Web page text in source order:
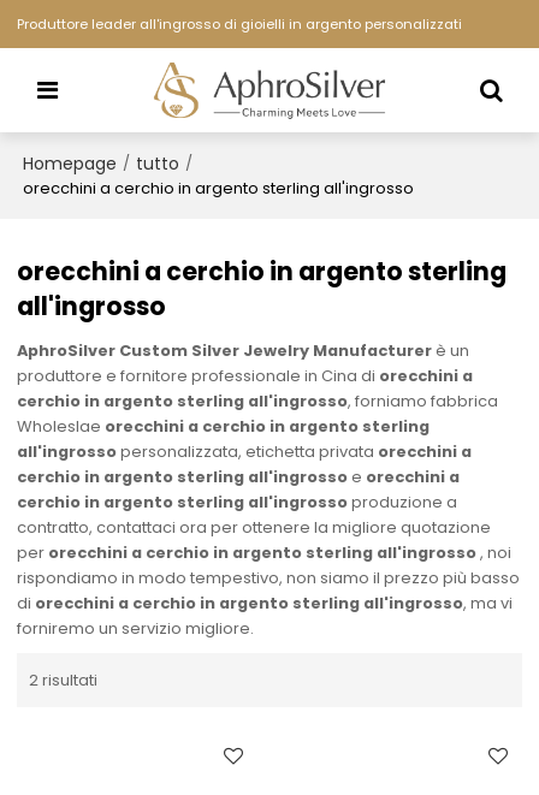
Produttore leader all'ingrosso di gioielli in argento personalizzati
Homepage / tutto /
orecchini a cerchio in argento sterling all'ingrosso
orecchini a cerchio in argento sterling
all'ingrosso
AphroSilver Custom Silver Jewelry Manufacturerè un
produttore e fornitore professionale in Cina di orecchini a
cerchio in argento sterling all'ingrosso, forniamo fabbrica
Wholeslae orecchini a cerchio in argento sterling
all'ingrossopersonalizzata, etichetta privata orecchini a
cerchio in argento sterling all'ingrossoe orecchini a
cerchio in argento sterling all'ingrossoproduzione a
contratto, contattaci ora per ottenere la migliore quotazione
per orecchini a cerchio in argento sterling all'ingrosso, noi
rispondiamo in modo tempestivo, non siamo il prezzo più basso
di orecchini a cerchio in argento sterling all'ingrosso, ma vi
forniremo un servizio migliore.
2 risultati